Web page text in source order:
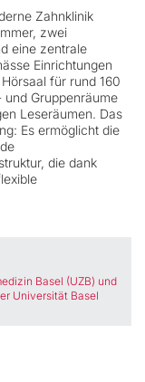
Zahnklinik
zwei
eine zentrale
Einrichtungen
für rund 160
und Gruppenräume
Leseräumen. Das
Es ermöglicht die
die dank
Basel (UZB) und
Universität Basel